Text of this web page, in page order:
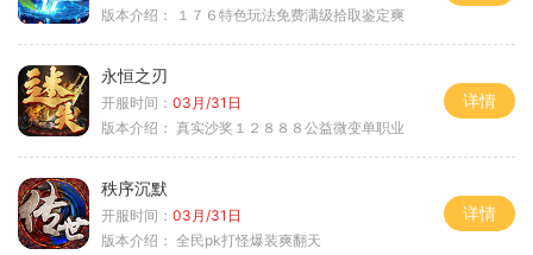
版本介绍：
１７６特色玩法免费满级拾取鉴定爽
永恒之刃
开服时间： 03月/31日
版本介绍： 真实沙奖１２８８８公益微变单职业
详情
秩序沉默
开服时间： 03月/31日
版本介绍： 全民pk打怪爆装爽翻天
详情